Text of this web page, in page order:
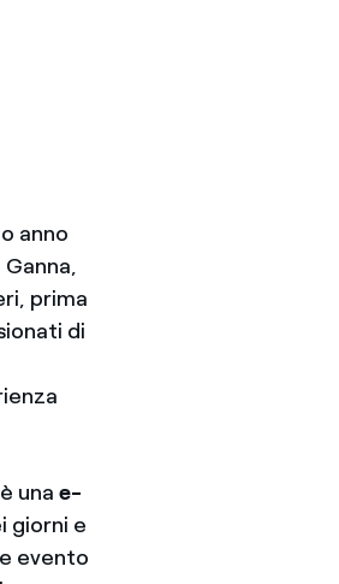
anno
prima
di
una e-
giorni e
evento